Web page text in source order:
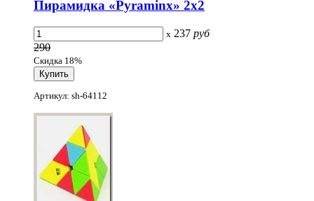
Пирамидка «Pyraminx» 2x2
x 237 руб
290
Скидка 18%
Артикул: sh-64112